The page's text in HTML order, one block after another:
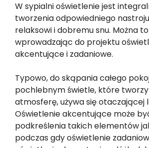
W sypialni oświetlenie jest
tworzenia odpowiedniego
relaksowi i dobremu snu. Można
wprowadzając do projektu
akcentujące i zadaniowe.
Typowo, do skąpania całego
pochlebnym świetle, które
atmosferę, używa się otaczającej
Oświetlenie akcentujące może
podkreślenia takich elementów
podczas gdy oświetlenie